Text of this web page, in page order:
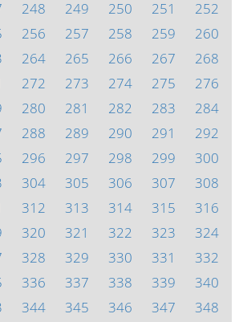
248 249 250 251
252
256 257 258 259
260
264 265 266 267
268
272 273 274 275
276
280 281 282 283
284
288 289 290 291
292
296 297 298 299
300
304 305 306 307
308
312 313 314 315
316
320 321 322 323
324
328 329 330 331
332
336 337 338 339
340
344 345 346 347
348